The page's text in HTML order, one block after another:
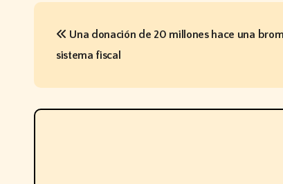
P
t
Una donación de 20 millones hace una
sistema fiscal